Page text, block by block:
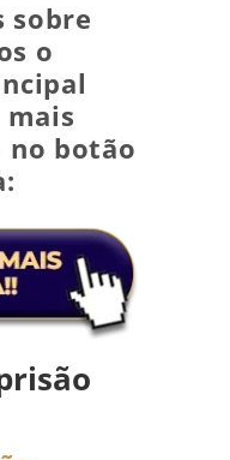
sobre
o
mais
no botão